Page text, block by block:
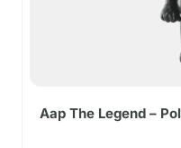
Aap The Legend –